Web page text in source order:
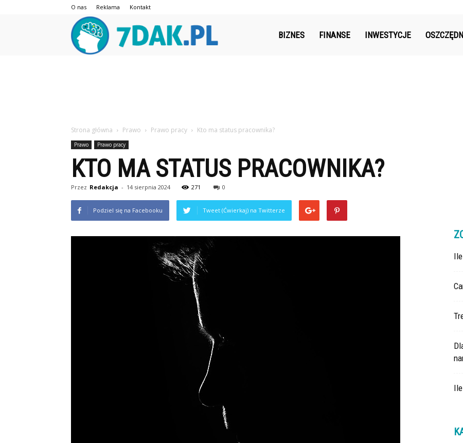
O nas Reklama Kontakt
BIZNES FINANSE INWESTYCJE
Strona główna Prawo Prawo pracy Kto ma status pracownika?
Prawo Prawo pracy
KTO MA STATUS PRACOWNIKA?
Przez Redakcja - 14 sierpnia 2024 271 0
Podziel się na Facebooku Tweet (Ćwierkaj) na Twitterze